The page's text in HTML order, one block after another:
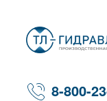
8-800-